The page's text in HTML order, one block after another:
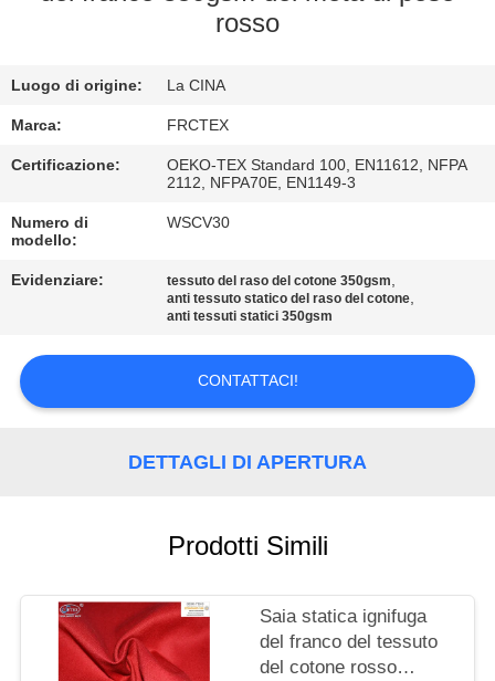
QUALITÀ
CONTATTICI
RICHIEDA
UNA
CITAZIONE
MAPPA
DEL
rosso
Luogo di origine: La CINA
Marca: FRCTEX
Certificazione:
OEKO-TEX Standard 100, EN11612, NFPA
2112, NFPA70E, EN1149-3
Numero di
modello:
WSCV30
Evidenziare: tessuto del raso del cotone 350gsm,
anti tessuto statico del raso del cotone,
anti tessuti statici 350gsm
CONTATTACI!
DETTAGLI DI APERTURA
Prodotti Simili
Saia statica ignifuga
del franco del tessuto
del cotone rosso